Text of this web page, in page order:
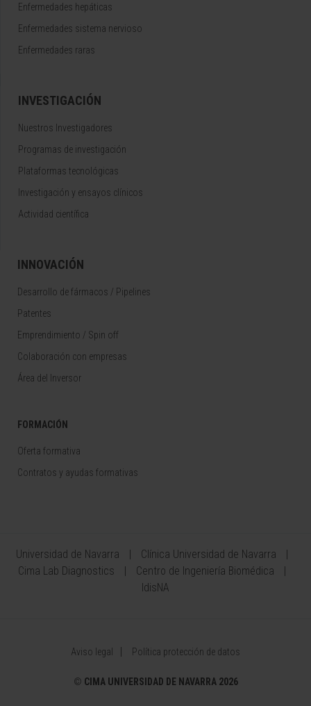
Enfermedades hepáticas
Enfermedades sistema nervioso
Enfermedades raras
INVESTIGACIÓN
Nuestros Investigadores
Programas de investigación
Plataformas tecnológicas
Investigación y ensayos clínicos
Actividad científica
INNOVACIÓN
Desarrollo de fármacos / Pipelines
Patentes
Emprendimiento / Spin off
Colaboración con empresas
Área del Inversor
FORMACIÓN
Oferta formativa
Contratos y ayudas formativas
Universidad de Navarra
Clínica Universidad de Navarra
Cima Lab Diagnostics
Centro de Ingeniería Biomédica
IdisNA
Aviso legal Política protección de datos
© CIMA UNIVERSIDAD DE NAVARRA 2026